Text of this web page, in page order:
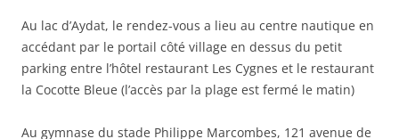
Au lac d’Aydat, le rendez-vous a lieu au centre nautique en
accédant par le portail côté village en dessus du petit
parking entre l’hôtel restaurant Les Cygnes et le restaurant
la Cocotte Bleue (l’accès par la plage est fermé le matin)
Au gymnase du stade Philippe Marcombes, 121 avenue de